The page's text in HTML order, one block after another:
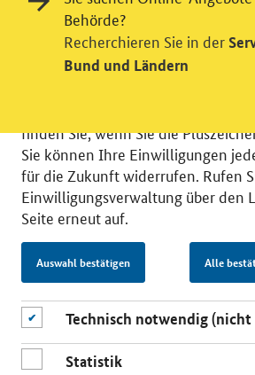
© 2026 Bundesministerium für
RSS
Benutzerhinweise
Impressum
Barrierefreiheit
Einwilligungsverwaltung
verschiedene Zusatzdienste
möchten die Nutzeraktivität mit
datenschutzfreundlicher
unsere Öffentlichkeitsarbeit zu
finden Sie, wenn Sie die
Sie können Ihre Einwilligungen
für die Zukunft widerrufen. Rufen
Einwilligungsverwaltung über den
Seite erneut auf.
Auswahl bestätigen Alle
Technisch notwendig (nicht
Statistik
Behörde?
Recherchieren Sie in der
Bund und Ländern